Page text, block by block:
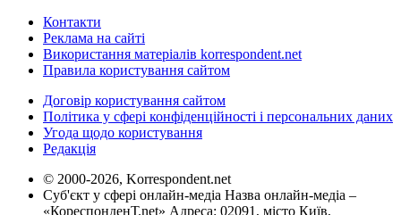
Контакти
Реклама на сайті
Використання матеріалів korrespondent.net
Правила користування сайтом
Договір користування сайтом
Політика у сфері конфіденційності і персональних даних
Угода щодо користування
Редакція
© 2000-2026, Korrespondent.net
Суб'єкт у сфері онлайн-медіа Назва онлайн-медіа –
«КореспонденТ.net» Адреса: 02091, місто Київ,